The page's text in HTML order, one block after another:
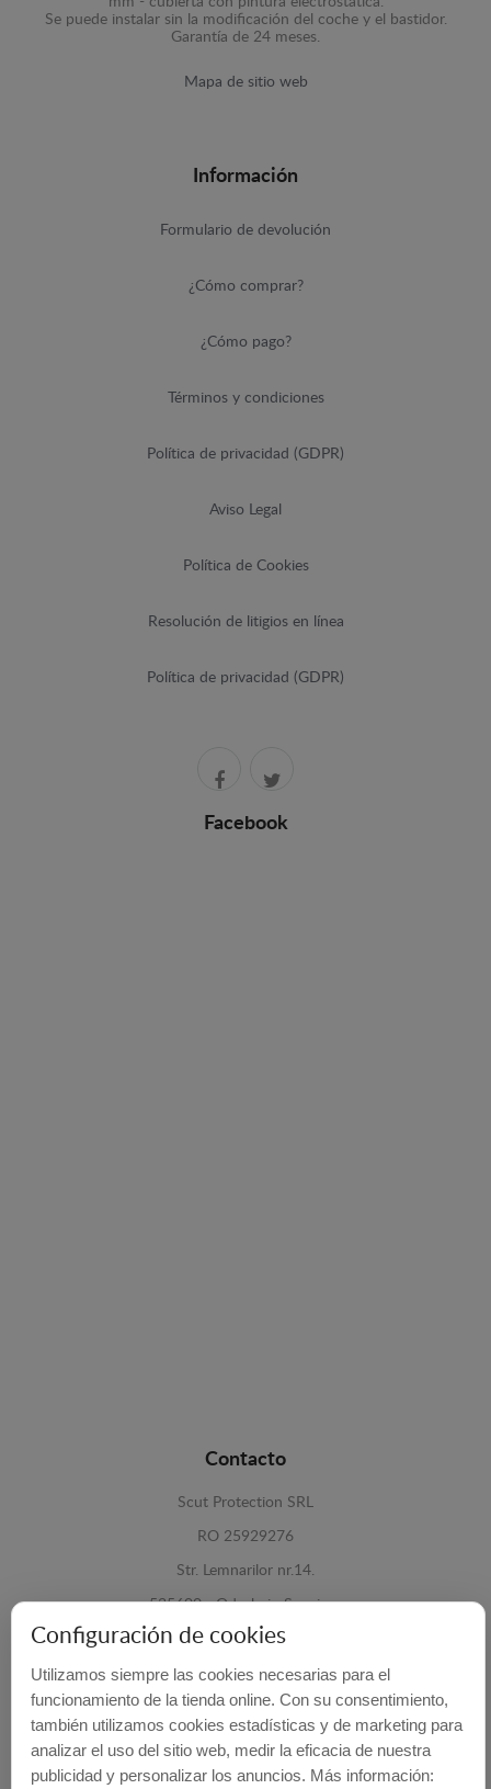
Se puede instalar sin la modificación del coche y el bastidor.
Garantía de 24 meses.
Mapa de sitio web
Información
Formulario de devolución
¿Cómo comprar?
¿Cómo pago?
Términos y condiciones
Política de privacidad (GDPR)
Aviso Legal
Política de Cookies
Resolución de litigios en línea
Política de privacidad (GDPR)
Facebook
Contacto
Scut Protection SRL
RO 25929276
Str. Lemnarilor nr.14.
535600 - Odorheiu Secuiesc
Harghita, Romania
E-mail: info@cubrecarter.com
Configuración de cookies
Utilizamos siempre las cookies necesarias para el
funcionamiento de la tienda online. Con su consentimiento,
también utilizamos cookies estadísticas y de marketing para
analizar el uso del sitio web, medir la eficacia de nuestra
publicidad y personalizar los anuncios. Más información: